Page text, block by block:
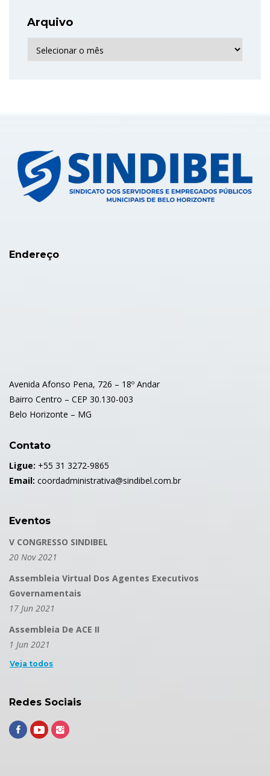
Arquivo
Arquivo
Endereço
Avenida Afonso Pena, 726 – 18º Andar
Bairro Centro – CEP 30.130-003
Belo Horizonte – MG
Contato
Ligue: +55 31 3272-9865
Email: coordadministrativa@sindibel.com.br
Eventos
V CONGRESSO SINDIBEL
20 Nov 2021
Assembleia Virtual Dos Agentes Executivos
Governamentais
17 Jun 2021
Assembleia De ACE II
1 Jun 2021
Veja todos
Redes Sociais